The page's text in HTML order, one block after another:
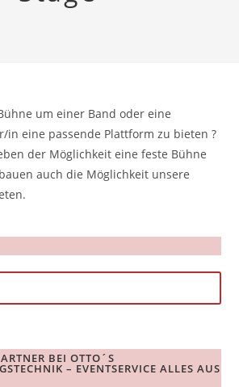
um einer Band oder eine
in eine passende Plattform zu bieten ?
der Möglichkeit eine feste Bühne
auch die Möglichkeit unsere
BEI OTTO´S
– EVENTSERVICE ALLES AUS